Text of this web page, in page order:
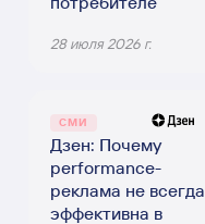
28 июля 2026 г.
СМИ
Дзен: Почему
performance-
реклама не всегда
эффективна в